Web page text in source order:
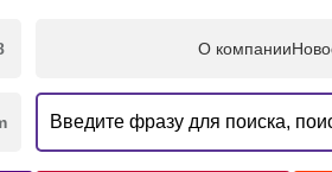
О компании